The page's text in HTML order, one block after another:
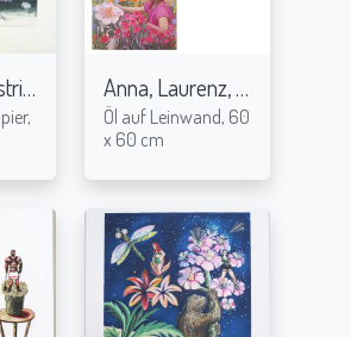
Mythologie Istriens Anna, Laurenz, Lena
Öl auf Leinwand, 60
x 60 cm